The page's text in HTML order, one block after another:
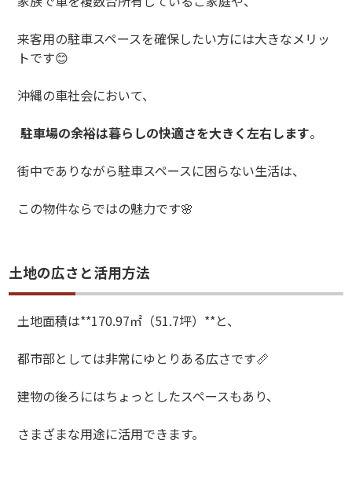
来客用の駐車スペースを確保したい方には大きなメリッ
トです😊
沖縄の車社会において、
駐車場の余裕は暮らしの快適さを大きく左右します。
街中でありながら駐車スペースに困らない生活は、
この物件ならではの魅力です🌸
土地の広さと活用方法
土地面積は**170.97㎡（51.7坪） **と、
都市部としては非常にゆとりある広さです📏
建物の後ろにはちょっとしたスペースもあり、
さまざまな用途に活用できます。